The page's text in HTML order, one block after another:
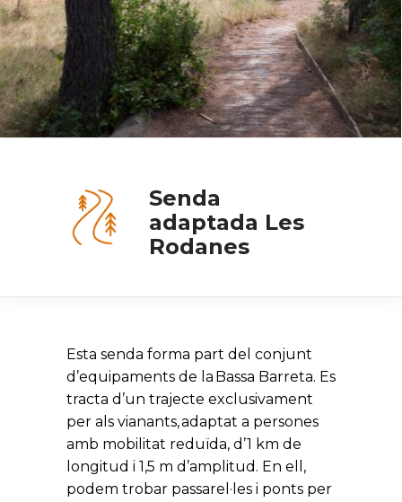
Senda
adaptada Les
Rodanes
Esta senda forma part del conjunt
d’equipaments de la Bassa Barreta. Es
tracta d’un trajecte exclusivament
per als vianants, adaptat a persones
amb mobilitat reduïda, d’1 km de
longitud i 1,5 m d’amplitud. En ell,
podem trobar passarel·les i ponts per